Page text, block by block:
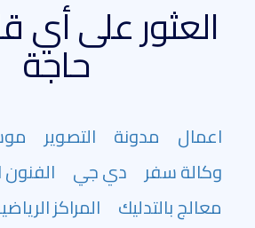
العثور على أي
حاجة
اعمال مدونة التصوير
وكالة سفر دي جي الفنون
معالج بالتدليك المراكز